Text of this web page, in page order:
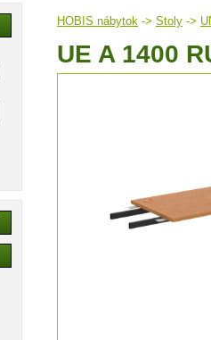
HOBIS nábytok -> Stoly ->
UE A 1400